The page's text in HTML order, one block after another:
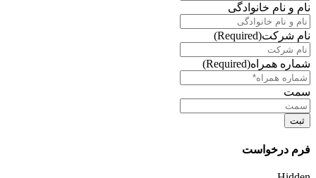
نام و نام خانوادگی
نام شرکت(Required)
شماره همراه(Required)
سمت
فرم درخواست